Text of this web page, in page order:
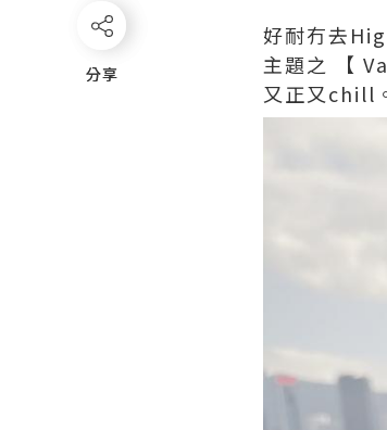
分享
好耐冇去
主題之 【
又正又chill
分享